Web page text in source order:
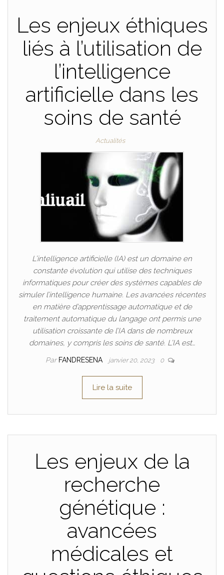
Les enjeux éthiques
liés à l’utilisation de
l’intelligence
artificielle dans les
soins de santé
Actualités
L’intelligence artificielle (IA) est un domaine en
constante évolution qui utilise des techniques
informatiques pour créer des systèmes capables de
simuler l’intelligence humaine. Les avancées récentes
en matière d’apprentissage automatique et de
traitement automatique du langage ont permis une
utilisation croissante de l’IA dans de nombreux
domaines, y compris les soins de santé. L’IA est…
Par FANDRESENA janvier 20, 2023 0
Lire la suite
Les enjeux de la
recherche
génétique :
avancées
médicales et